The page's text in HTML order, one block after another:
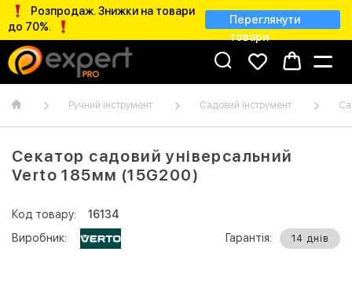
Розпродаж. Знижки на товари
до 70%.
Переглянути
товари
Ручний інструмент Садовий інструмент
Секатор садовий універсальний
Verto 185мм (15G200)
Код товару:
16134
Виробник:
Гарантія: 14 днів